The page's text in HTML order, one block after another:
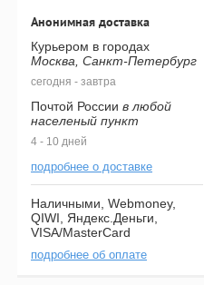
Анонимная доставка
Курьером в городах
Москва, Санкт-Петербург
сегодня - завтра
Почтой России в любой
населеный пункт
4 - 10 дней
подробнее о доставке
Наличными, Webmoney,
QIWI, Яндекс.Деньги,
VISA/MasterCard
подробнее об оплате